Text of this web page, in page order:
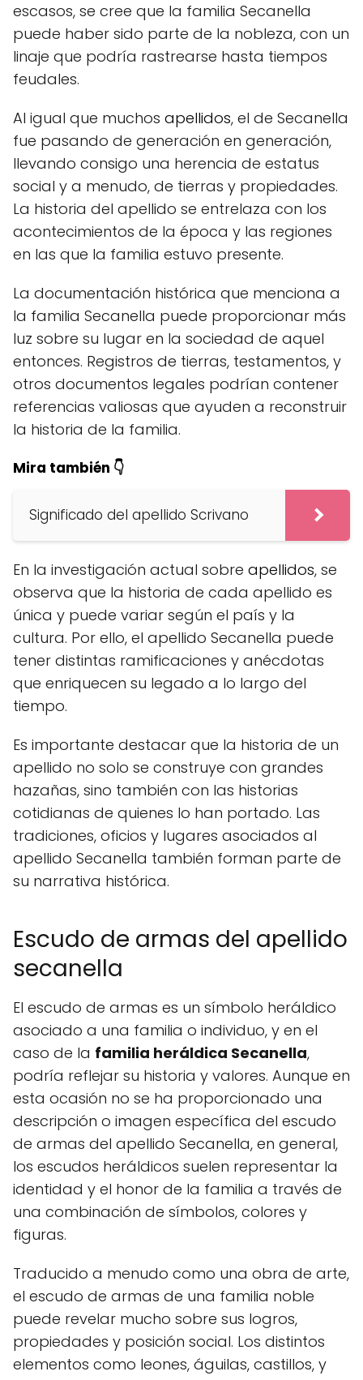
escasos, se cree que la familia Secanella
puede haber sido parte de la nobleza, con un
linaje que podría rastrearse hasta tiempos
feudales.
Al igual que muchos apellidos, el de Secanella
fue pasando de generación en generación,
llevando consigo una herencia de estatus
social y a menudo, de tierras y propiedades.
La historia del apellido se entrelaza con los
acontecimientos de la época y las regiones
en las que la familia estuvo presente.
La documentación histórica que menciona a
la familia Secanella puede proporcionar más
luz sobre su lugar en la sociedad de aquel
entonces. Registros de tierras, testamentos, y
otros documentos legales podrían contener
referencias valiosas que ayuden a reconstruir
la historia de la familia.
Mira también 👇
Significado del apellido Scrivano
En la investigación actual sobre apellidos, se
observa que la historia de cada apellido es
única y puede variar según el país y la
cultura. Por ello, el apellido Secanella puede
tener distintas ramificaciones y anécdotas
que enriquecen su legado a lo largo del
tiempo.
Es importante destacar que la historia de un
apellido no solo se construye con grandes
hazañas, sino también con las historias
cotidianas de quienes lo han portado. Las
tradiciones, oficios y lugares asociados al
apellido Secanella también forman parte de
su narrativa histórica.
Escudo de armas del apellido
secanella
El escudo de armas es un símbolo heráldico
asociado a una familia o individuo, y en el
caso de la familia heráldica Secanella,
podría reflejar su historia y valores. Aunque en
esta ocasión no se ha proporcionado una
descripción o imagen específica del escudo
de armas del apellido Secanella, en general,
los escudos heráldicos suelen representar la
identidad y el honor de la familia a través de
una combinación de símbolos, colores y
figuras.
Traducido a menudo como una obra de arte,
el escudo de armas de una familia noble
puede revelar mucho sobre sus logros,
propiedades y posición social. Los distintos
elementos como leones, águilas, castillos, y